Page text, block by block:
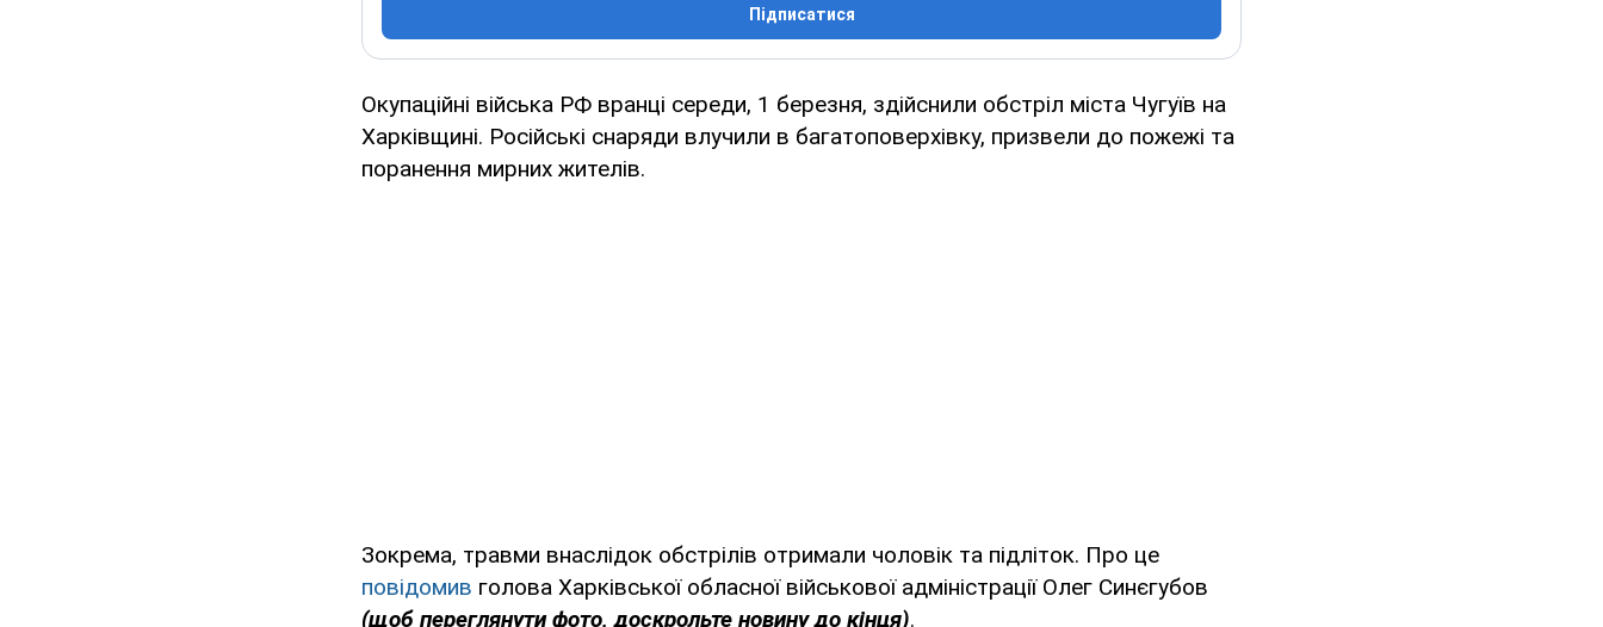
Підписатися
Окупаційні війська РФ вранці середи, 1 березня, здійснили обстріл міста Чугуїв на
Харківщині. Російські снаряди влучили в багатоповерхівку, призвели до пожежі та
поранення мирних жителів.
Зокрема, травми внаслідок обстрілів отримали чоловік та підліток. Про це
повідомив голова Харківської обласної військової адміністрації Олег Синєгубов
(щоб переглянути фото, доскрольте новину до кінця).